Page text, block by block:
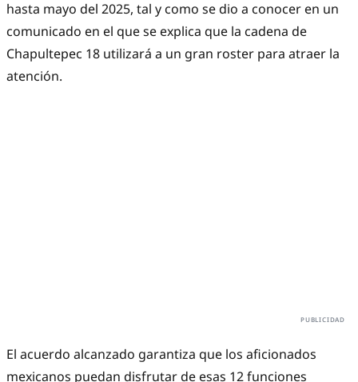
hasta mayo del 2025, tal y como se dio a conocer en un
comunicado en el que se explica que la cadena de
Chapultepec 18 utilizará a un gran roster para atraer la
atención.
El acuerdo alcanzado garantiza que los aficionados
mexicanos puedan disfrutar de esas 12 funciones